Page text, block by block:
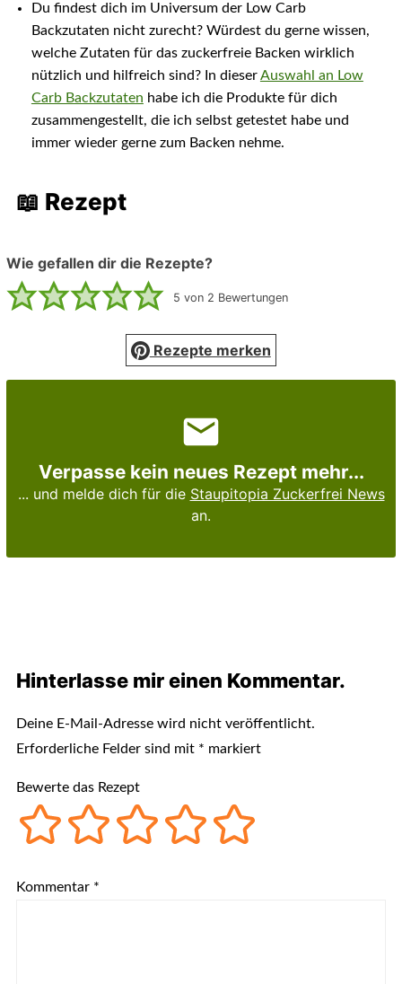
Du findest dich im Universum der Low Carb
Backzutaten nicht zurecht? Würdest du gerne wissen,
welche Zutaten für das zuckerfreie Backen wirklich
nützlich und hilfreich sind? In dieserAuswahl an Low
Carb Backzutaten habe ich die Produkte für dich
zusammengestellt, die ich selbst getestet habe und
immer wieder gerne zum Backen nehme.
📖 Rezept
Wie gefallen dir die Rezepte?
5 von 2 Bewertungen
Rezepte merken
Verpasse kein neues Rezept mehr...
... und melde dich für die Staupitopia Zuckerfrei News
an.
Hinterlasse mir einen Kommentar.
Deine E-Mail-Adresse wird nicht veröffentlicht.
Erforderliche Felder sind mit * markiert
Bewerte das Rezept
Kommentar *